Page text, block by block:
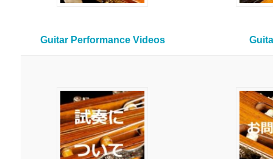
Guitar Performance Videos